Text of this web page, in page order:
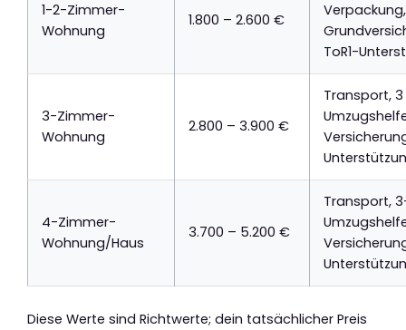
1-2-Zimmer-
Wohnung
1.800 – 2.600 €
Verpackung,
ToR1-
3-Zimmer-
Wohnung
2.800 – 3.900 €
Transport, 3
4-Zimmer-
Wohnung/Haus
3.700 – 5.200 €
Transport,
Diese Werte sind Richtwerte; dein tatsächlicher Preis